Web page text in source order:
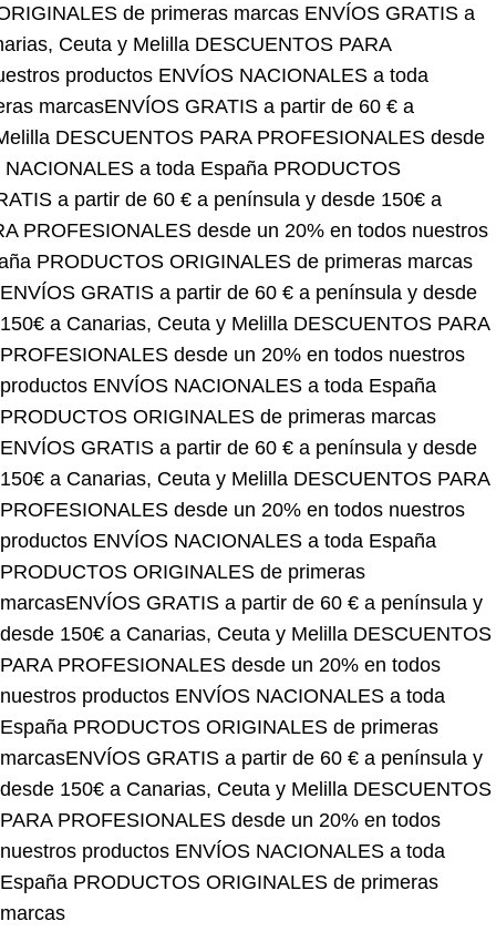
ENVÍOS GRATIS a partir de 60 € a península y
PARA PROFESIONALES desde un 20% en todos
PRODUCTOS ORIGINALES de primeras
desde 150€ a Canarias, Ceuta y Melilla
en todos nuestros productosENVÍOS
de primeras marcasENVÍOS GRATIS a partir de
DESCUENTOS PARA PROFESIONALES desde
a toda EspañaPRODUCTOS ORIGINALES de
ENVÍOS GRATIS a partir de 60 € a península y desde
150€ a Canarias, Ceuta y Melilla DESCUENTOS PARA
PROFESIONALES desde un 20% en todos nuestros
productos ENVÍOS NACIONALES a toda España
PRODUCTOS ORIGINALES de primeras marcas
ENVÍOS GRATIS a partir de 60 € a península y desde
150€ a Canarias, Ceuta y Melilla DESCUENTOS PARA
PROFESIONALES desde un 20% en todos nuestros
productos ENVÍOS NACIONALES a toda España
PRODUCTOS ORIGINALES de primeras
marcasENVÍOS GRATIS a partir de 60 € a península y
desde 150€ a Canarias, Ceuta y Melilla DESCUENTOS
PARA PROFESIONALES desde un 20% en todos
nuestros productos ENVÍOS NACIONALES a toda
España PRODUCTOS ORIGINALES de primeras
marcasENVÍOS GRATIS a partir de 60 € a península y
desde 150€ a Canarias, Ceuta y Melilla DESCUENTOS
PARA PROFESIONALES desde un 20% en todos
nuestros productos ENVÍOS NACIONALES a toda
España PRODUCTOS ORIGINALES de primeras
marcas